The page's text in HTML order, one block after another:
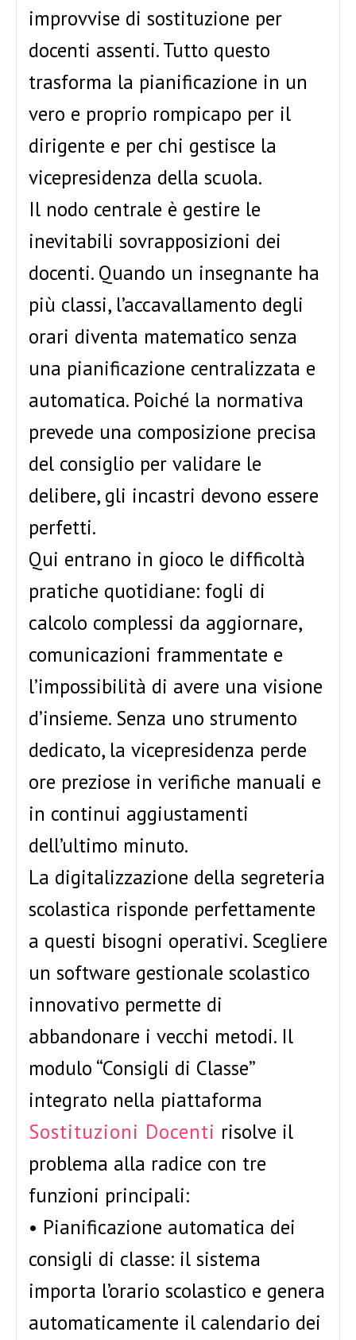
improvvise di sostituzione per
docenti assenti. Tutto questo
trasforma la pianificazione in un
vero e proprio rompicapo per il
dirigente e per chi gestisce la
vicepresidenza della scuola.
Il nodo centrale è gestire le
inevitabili sovrapposizioni dei
docenti. Quando un insegnante ha
più classi, l’accavallamento degli
orari diventa matematico senza
una pianificazione centralizzata e
automatica. Poiché la normativa
prevede una composizione precisa
del consiglio per validare le
delibere, gli incastri devono essere
perfetti.
Qui entrano in gioco le difficoltà
pratiche quotidiane: fogli di
calcolo complessi da aggiornare,
comunicazioni frammentate e
l’impossibilità di avere una visione
d’insieme. Senza uno strumento
dedicato, la vicepresidenza perde
ore preziose in verifiche manuali e
in continui aggiustamenti
dell’ultimo minuto.
La digitalizzazione della segreteria
scolastica risponde perfettamente
a questi bisogni operativi. Scegliere
un software gestionale scolastico
innovativo permette di
abbandonare i vecchi metodi. Il
modulo “Consigli di Classe”
integrato nella piattaforma
Sostituzioni Docenti risolve il
problema alla radice con tre
funzioni principali:
• Pianificazione automatica dei
consigli di classe: il sistema
importa l’orario scolastico e genera
automaticamente il calendario dei